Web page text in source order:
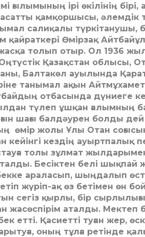
ғы­­­­лымының ірі өкілінің бірі,
қамқоршысы, әлем­дік
салиқалы түр­­­кітанушы,
қай­рат­кері Өмірзақ
толып отыр. Ол 1936
Қазақстан облысы,
Балтакөл ауылында
танымал ақын
отбасын­да дүниеге
түлеп ұш­­қан ғалымның
ша­ғы балдәурен болды
өмір жолы Ұлы Отан
кейінгі кездің ауырт­па­лық
толы зұл­мат
Бесік­тен белі шық­пай
араласып, шың­далып
жүріп-ақ өз бетімен өн
сегіз қырлы, бір
аталды. Мектеп
Қасиетті ту­ған жер,
оның тұлға ретінде